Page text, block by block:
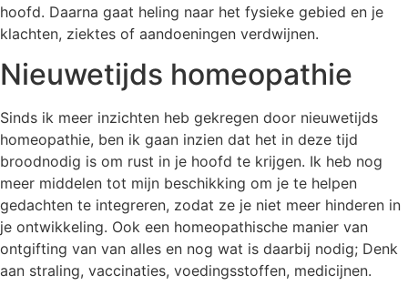
hoofd. Daarna gaat heling naar het fysieke gebied en je
klachten, ziektes of aandoeningen verdwijnen.
Nieuwetijds homeopathie
Sinds ik meer inzichten heb gekregen door nieuwetijds
homeopathie, ben ik gaan inzien dat het in deze tijd
broodnodig is om rust in je hoofd te krijgen. Ik heb nog
meer middelen tot mijn beschikking om je te helpen
gedachten te integreren, zodat ze je niet meer hinderen in
je ontwikkeling. Ook een homeopathische manier van
ontgifting van van alles en nog wat is daarbij nodig; Denk
aan straling, vaccinaties, voedingsstoffen, medicijnen.